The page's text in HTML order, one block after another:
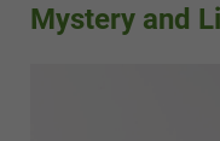
Mystery and